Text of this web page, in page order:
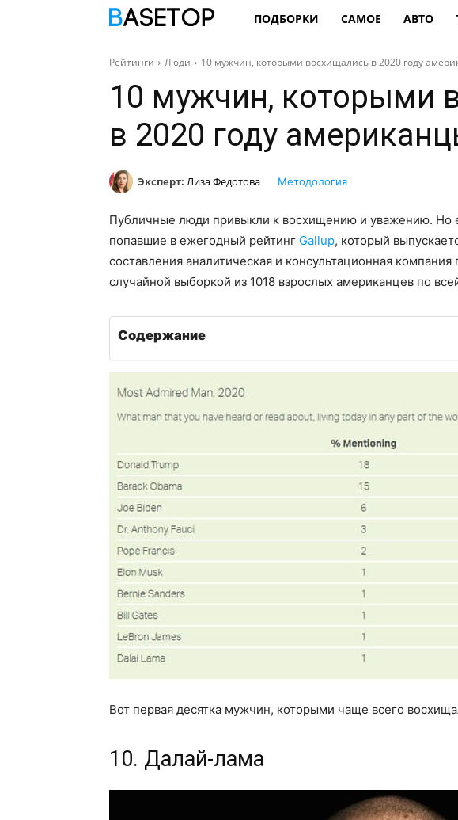
ПОДБОРКИ САМОЕ АВТО
Рейтинги Люди 10 мужчин, которыми восхищались в 2020 году
10 мужчин, которыми
в 2020 году
Эксперт: Лиза Федотова Методология
Публичные люди привыкли к восхищению и уважению. Но
попавшие в ежегодный рейтинг Gallup, который
составления аналитическая и консультационная
случайной выборкой из 1018 взрослых американцев по
Содержание
Вот первая десятка мужчин, которыми чаще всего
10. Далай-лама